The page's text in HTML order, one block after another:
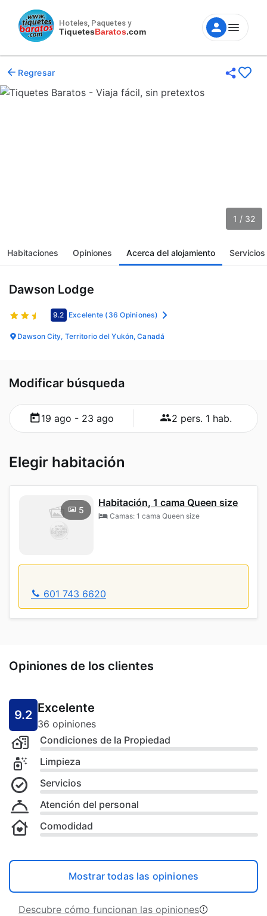
Hoteles, Paquetes y
TiquetesBaratos.com
Regresar
1 / 32
Habitaciones Opiniones Acerca del alojamiento Servicios
Dawson Lodge
9.2 Excelente (36 Opiniones)
Dawson City, Territorio del Yukón, Canadá
Modificar búsqueda
19 ago - 23 ago 2 pers. 1 hab.
Elegir habitación
5
Habitación, 1 cama Queen size
Camas: 1 cama Queen size
601 743 6620
Opiniones de los clientes
9.2 Excelente
36 opiniones
Condiciones de la Propiedad
Limpieza
Servicios
Atención del personal
Comodidad
Mostrar todas las opiniones
Descubre cómo funcionan las opiniones